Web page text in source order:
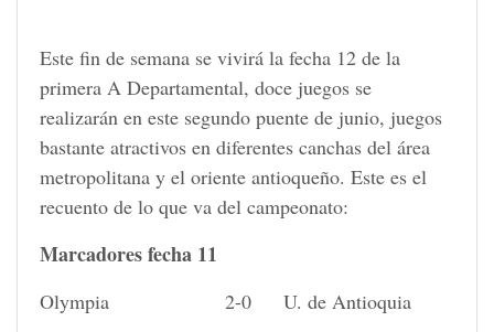
Este fin de semana se vivirá la fecha 12 de la
primera A Departamental, doce juegos se
realizarán en este segundo puente de junio, juegos
bastante atractivos en diferentes canchas del área
metropolitana y el oriente antioqueño. Este es el
recuento de lo que va del campeonato:
Marcadores fecha 11
Olympia 2-0 U. de Antioquia